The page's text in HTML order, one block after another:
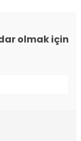
olmak için